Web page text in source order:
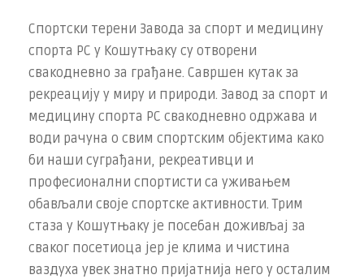
Спортски терени Завода за спорт и медицину
спорта РС у Кошутњаку су отворени
свакодневно за грађане. Савршен кутак за
рекреацију у миру и природи. Завод за спорт и
медицину спорта РС свакодневно одржава и
води рачуна о свим спортским објектима како
би наши суграђани, рекреативци и
професионални спортисти са уживањем
обављали своје спортске активности. Трим
стаза у Кошутњаку је посебан доживљај за
сваког посетиоца јер је клима и чистина
ваздуха увек знатно пријатнија него у осталим